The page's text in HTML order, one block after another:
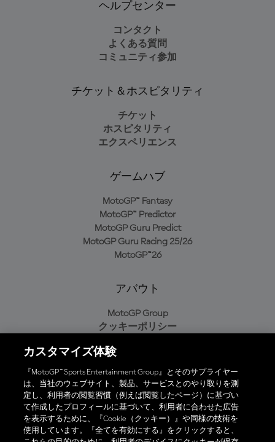
ヘルプセンター
コンタクト
よくある質問
コミュニティ参加
チケット＆ホスピタリティ
チケット
ホスピタリティ
エクスペリエンス
ゲームハブ
MotoGP™ Fantasy
MotoGP™ Predictor
MotoGP Guru Predict
MotoGP Guru Racing 25/26
MotoGP™26
アバウト
MotoGP Group
クッキーポリシー
プライバシーポリシー
購入ポリシー
オフィシャルアプリ
カスタマイズ体験
『MotoGP™ Sports Entertainment Group』とそのサプライヤー
は、当社のウェブサイト、製品、サービスとのやり取りを測
定し、利用者の閲覧習慣（例えば閲覧したページ）に基づい
て作成したプロフィールに基づいて、利用者に合わせた広告
を表示するために、『Cookie（クッキー）』や同様の技術を
使用しています。『全てを有効にする』をクリックすると、